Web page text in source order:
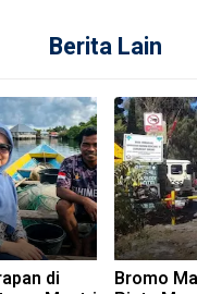
Berita Lain
di Bromo